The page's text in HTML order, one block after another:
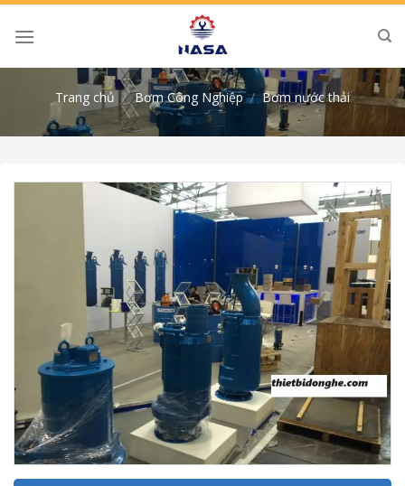
Skip
Trang chủ / Bơm Công Nghiệp / Bơm nước thải